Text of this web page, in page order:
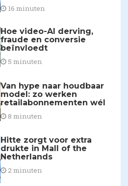
16 minuten
Hoe video-AI derving,
fraude en conversie
beïnvloedt
5 minuten
Van hype naar houdbaar
model: zo werken
retailabonnementen wél
8 minuten
Hitte zorgt voor extra
drukte in Mall of the
Netherlands
2 minuten